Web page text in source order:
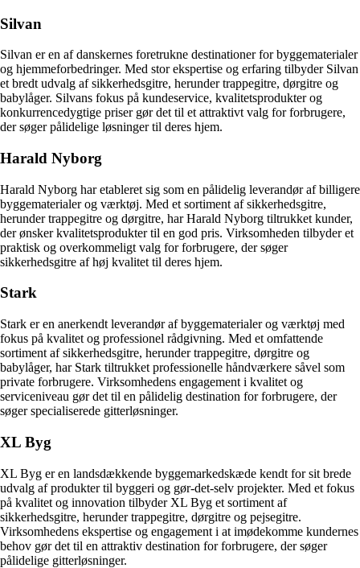
Silvan
Silvan er en af danskernes foretrukne destinationer for byggematerialer
og hjemmeforbedringer. Med stor ekspertise og erfaring tilbyder Silvan
et bredt udvalg af sikkerhedsgitre, herunder trappegitre, dørgitre og
babylåger. Silvans fokus på kundeservice, kvalitetsprodukter og
konkurrencedygtige priser gør det til et attraktivt valg for forbrugere,
der søger pålidelige løsninger til deres hjem.
Harald Nyborg
Harald Nyborg har etableret sig som en pålidelig leverandør af billigere
byggematerialer og værktøj. Med et sortiment af sikkerhedsgitre,
herunder trappegitre og dørgitre, har Harald Nyborg tiltrukket kunder,
der ønsker kvalitetsprodukter til en god pris. Virksomheden tilbyder et
praktisk og overkommeligt valg for forbrugere, der søger
sikkerhedsgitre af høj kvalitet til deres hjem.
Stark
Stark er en anerkendt leverandør af byggematerialer og værktøj med
fokus på kvalitet og professionel rådgivning. Med et omfattende
sortiment af sikkerhedsgitre, herunder trappegitre, dørgitre og
babylåger, har Stark tiltrukket professionelle håndværkere såvel som
private forbrugere. Virksomhedens engagement i kvalitet og
serviceniveau gør det til en pålidelig destination for forbrugere, der
søger specialiserede gitterløsninger.
XL Byg
XL Byg er en landsdækkende byggemarkedskæde kendt for sit brede
udvalg af produkter til byggeri og gør-det-selv projekter. Med et fokus
på kvalitet og innovation tilbyder XL Byg et sortiment af
sikkerhedsgitre, herunder trappegitre, dørgitre og pejsegitre.
Virksomhedens ekspertise og engagement i at imødekomme kundernes
behov gør det til en attraktiv destination for forbrugere, der søger
pålidelige gitterløsninger.